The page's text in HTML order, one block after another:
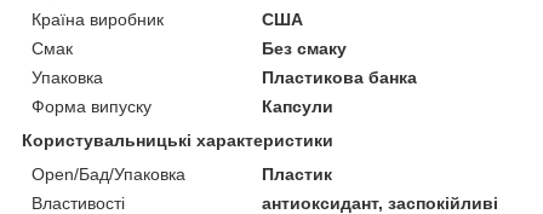
Країна виробник
США
Смак
Без смаку
Упаковка
Пластикова банка
Форма випуску
Капсули
Користувальницькі характеристики
Open/Бад/Упаковка
Пластик
Властивості
антиоксидант, заспокійливі